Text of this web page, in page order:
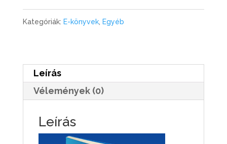
és
11
mentés
és
visszaállítás
mennyiség
Kategóriák: E-könyvek, Egyéb
Leírás
Vélemények (0)
Leírás